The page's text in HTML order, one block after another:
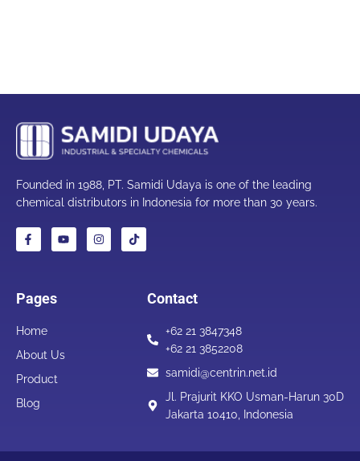
Founded in 1988, PT. Samidi Udaya is one of the leading
chemical distributors in Indonesia for more than 30 years.
Pages
Home
About Us
Product
Blog
Contact
+62 21 3847348
+62 21 3852208
samidi@centrin.net.id
Jl. Prajurit KKO Usman-Harun 30D
Jakarta 10410, Indonesia